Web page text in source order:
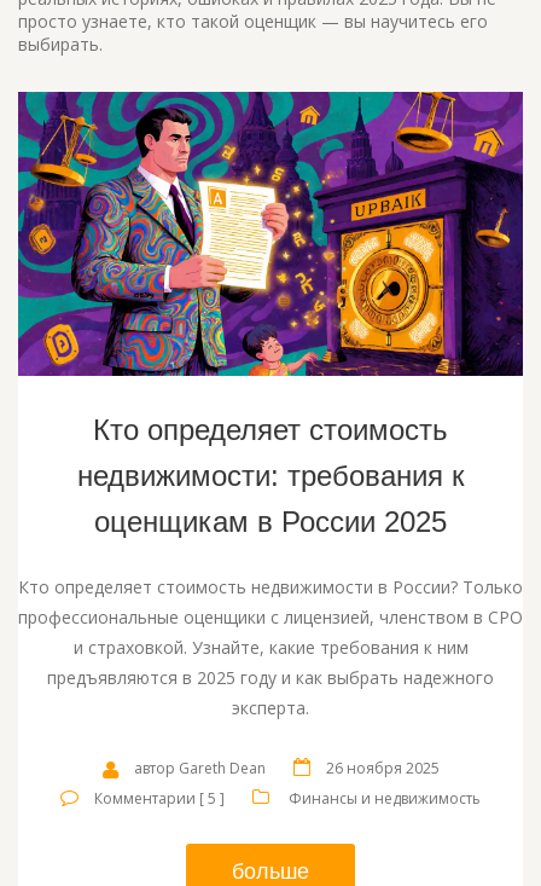
просто узнаете, кто такой оценщик — вы научитесь его
выбирать.
Кто определяет стоимость
недвижимости: требования к
оценщикам в России 2025
Кто определяет стоимость недвижимости в России? Только
профессиональные оценщики с лицензией, членством в СРО
и страховкой. Узнайте, какие требования к ним
предъявляются в 2025 году и как выбрать надежного
эксперта.
автор Gareth Dean
26 ноября 2025
Комментарии [ 5 ]
Финансы и недвижимость
больше